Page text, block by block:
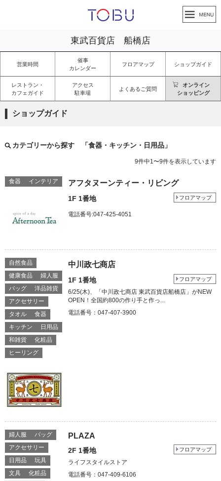
東武百貨店 船橋店
営業時間
催事
カレンダー
フロアマップ ショップガイド
レストラン・
カフェガイド
アクセス
駐車場
よくあるご質問
オンライン
ショッピング
ショップガイド
カテゴリーから探す 「食器・キッチン・日用品」
9件中1〜9件を表示しています
食器 インテリア アフタヌーンティー・リビング
1F 1番地 フロアマップ
電話番号:047-425-4051
自然食品
健康食品
婦人服
バッグ
洋品雑貨
アクセサリー
タオル
食器
キッチン
日用品
和雑貨
化粧品
ヒーリング
中川政七商店
1F 1番地 フロアマップ
6/25(木)、「中川政七商店 東武百貨店船橋店」がNEW
OPEN！全国約800の作り手と作っ...
電話番号：047-407-3900
婦人服
バッグ
アクセサリー
日用品
玩具
文具
化粧品
PLAZA
2F 1番地 フロアマップ
ライフスタイルストア
電話番号：047-409-6106